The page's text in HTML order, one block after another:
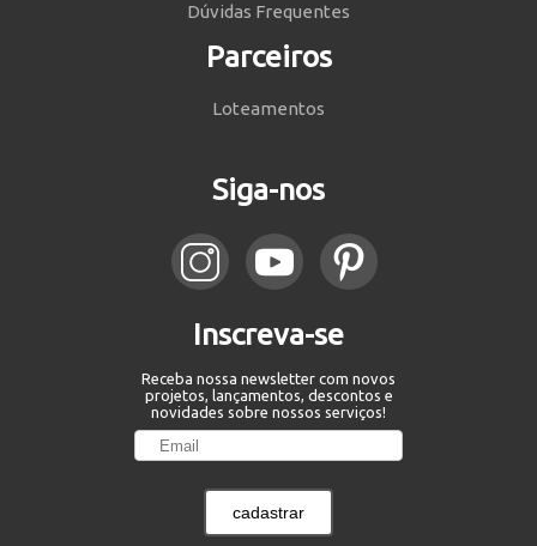
Dúvidas Frequentes
Parceiros
Loteamentos
Siga-nos
Inscreva-se
Receba nossa newsletter com novos
projetos, lançamentos, descontos e
novidades sobre nossos serviços!
cadastrar